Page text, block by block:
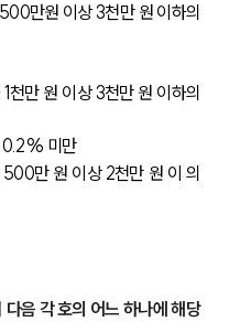
0.2% 미만
다음 각 호의 어느 하나에 해당